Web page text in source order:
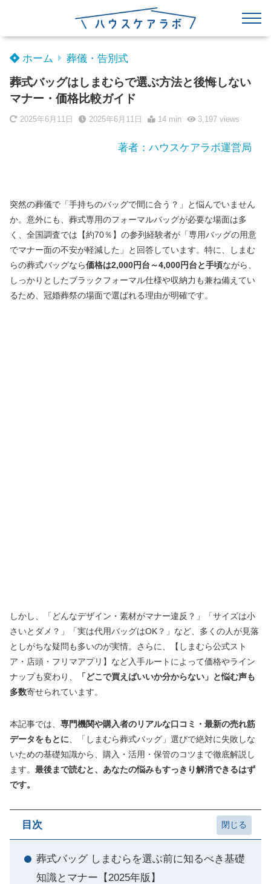
ホーム 葬儀・告別式
葬式バッグはしまむらで選ぶ方法と後悔しない
マナー・価格比較ガイド
2025年6月11日 2025年6月11日 14 min 3,197 views
著者：ハウスケアラボ運営局
突然の葬儀で「手持ちのバッグで間に合う？」と悩んでいません
か。意外にも、葬式専用のフォーマルバッグが必要な場面は多
く、全国調査では【約70％】の参列経験者が「専用バッグの用意
でマナー面の不安が軽減した」と回答しています。特に、しまむ
らの葬式バッグなら価格は2,000円台～4,000円台と手頃ながら、
しっかりとしたブラックフォーマル仕様や収納力も兼ね備えてい
るため、冠婚葬祭の場面で選ばれる理由が明確です。
しかし、「どんなデザイン・素材がマナー違反？」「サイズは小
さいとダメ？」「実は代用バッグはOK？」など、多くの人が見落
としがちな疑問も多いのが実情。さらに、【しまむら公式スト
ア・店頭・フリマアプリ】など入手ルートによって価格やライン
ナップも変わり、
「どこで買えばいいか分からない」と悩む声も
多数寄せられています。
本記事では、 専門機関や購入者のリアルな口コミ・最新の売れ筋
データをもとに 、「しまむら葬式バッグ」選びで絶対に失敗しな
いための基礎知識から、購入・活用・保管のコツまで徹底解説し
ます。 最後まで読むと、あなたの悩みもすっきり解消できるはず
です。
目次
葬式バッグ しまむらを選ぶ前に知るべき基礎
知識とマナー【2025年版】